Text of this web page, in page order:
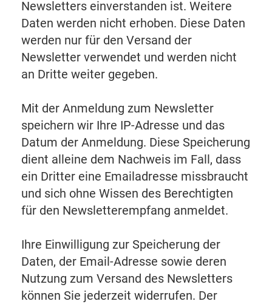
Newsletters einverstanden ist. Weitere
Daten werden nicht erhoben. Diese Daten
werden nur für den Versand der
Newsletter verwendet und werden nicht
an Dritte weiter gegeben.
Mit der Anmeldung zum Newsletter
speichern wir Ihre IP-Adresse und das
Datum der Anmeldung. Diese Speicherung
dient alleine dem Nachweis im Fall, dass
ein Dritter eine Emailadresse missbraucht
und sich ohne Wissen des Berechtigten
für den Newsletterempfang anmeldet.
Ihre Einwilligung zur Speicherung der
Daten, der Email-Adresse sowie deren
Nutzung zum Versand des Newsletters
können Sie jederzeit widerrufen. Der